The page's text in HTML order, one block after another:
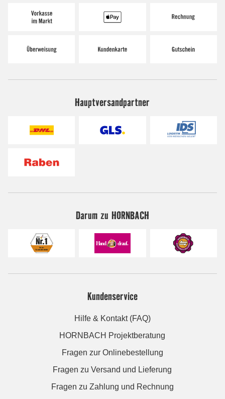
Hauptversandpartner
Darum zu HORNBACH
Kundenservice
Hilfe & Kontakt (FAQ)
HORNBACH Projektberatung
Fragen zur Onlinebestellung
Fragen zu Versand und Lieferung
Fragen zu Zahlung und Rechnung